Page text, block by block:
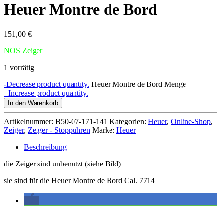
Heuer Montre de Bord
151,00 €
NOS Zeiger
1 vorrätig
-Decrease product quantity. Heuer Montre de Bord Menge
+Increase product quantity.
In den Warenkorb
Artikelnummer: B50-07-171-141 Kategorien: Heuer, Online-Shop,
Zeiger, Zeiger - Stoppuhren Marke: Heuer
Beschreibung
die Zeiger sind unbenutzt (siehe Bild)
sie sind für die Heuer Montre de Bord Cal. 7714